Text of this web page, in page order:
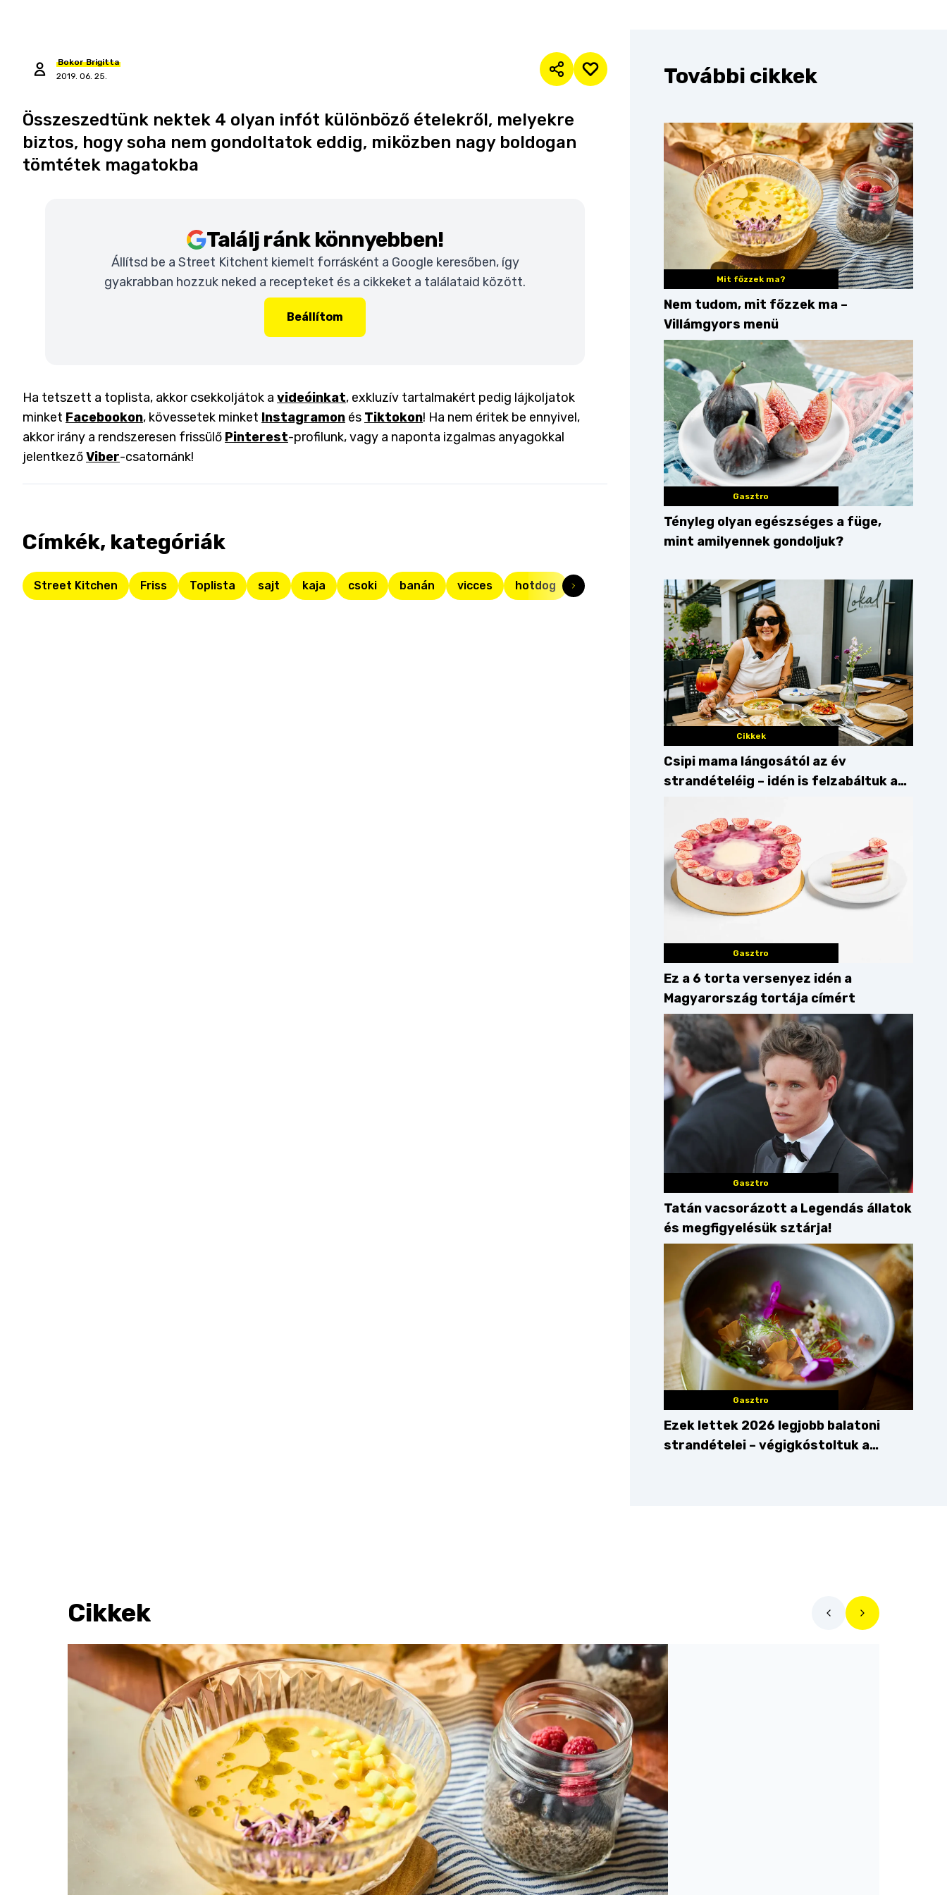
Bokor Brigitta
2019. 06. 25.
Összeszedtünk nektek 4 olyan infót különböző ételekről, melyekre
biztos, hogy soha nem gondoltatok eddig, miközben nagy boldogan
tömtétek magatokba
Találj ránk könnyebben!
Állítsd be a Street Kitchent kiemelt forrásként a Google keresőben, így
gyakrabban hozzuk neked a recepteket és a cikkeket a találataid között.
Beállítom
Ha tetszett a toplista, akkor csekkoljátok a videóinkat, exkluzív tartalmakért pedig lájkoljatok
minket Facebookon, kövessetek minket Instagramon és Tiktokon! Ha nem éritek be ennyivel,
akkor irány a rendszeresen frissülő Pinterest-profilunk, vagy a naponta izgalmas anyagokkal
jelentkezőViber-csatornánk!
Címkék, kategóriák
Street Kitchen Friss Toplista sajt kaja csoki banán vicces hotdog
További cikkek
Mit főzzek ma?
Nem tudom, mit főzzek ma –
Villámgyors menü
Gasztro
Tényleg olyan egészséges a füge,
mint amilyennek gondoljuk?
Cikkek
Csipi mama lángosától az év
strandételéig – idén is felzabáltuk a
Gasztro
Ez a 6 torta versenyez idén a
Magyarország tortája címért
Gasztro
Tatán vacsorázott a Legendás állatok
és megfigyelésük sztárja!
Gasztro
Ezek lettek 2026 legjobb balatoni
strandételei – végigkóstoltuk a
Cikkek